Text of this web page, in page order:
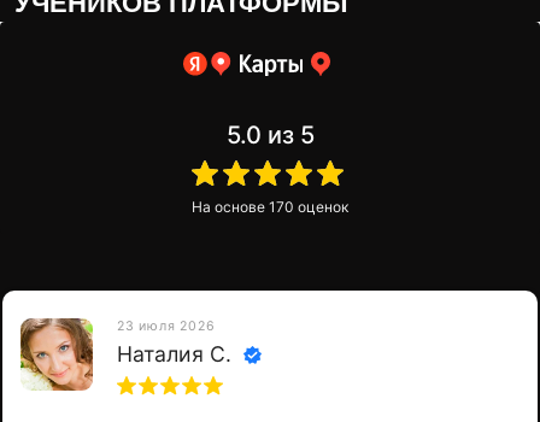
5.0 из 5
На основе 170 оценок
23 июля 2026
Наталия С.